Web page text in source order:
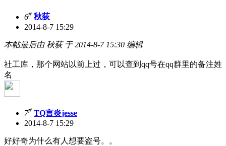
6# 秋荻
2014-8-7 15:29
本帖最后由 秋荻 于 2014-8-7 15:30 编辑
社工库，那个网站以前上过，可以查到qq号在qq群里的备注姓
名
7# TQ言炎jesse
2014-8-7 15:29
好好奇为什么有人想要盗号。。